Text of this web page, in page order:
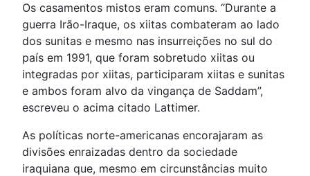
Os casamentos mistos eram comuns. “Durante a
guerra Irão-Iraque, os xiitas combateram ao lado
dos sunitas e mesmo nas insurreições no sul do
país em 1991, que foram sobretudo xiitas ou
integradas por xiitas, participaram xiitas e sunitas
e ambos foram alvo da vingança de Saddam”,
escreveu o acima citado Lattimer.
As políticas norte-americanas encorajaram as
divisões enraizadas dentro da sociedade
iraquiana que, mesmo em circunstâncias muito